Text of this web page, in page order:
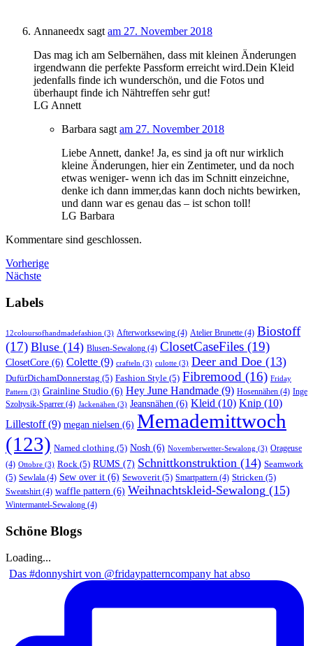
Annaneedx sagt am 27. November 2018
Das mag ich am Selbernähen, dass mit kleinen Änderungen
irgendwann die perfekte Passform erreicht wird.Dein Kleid
jedenfalls finde ich wunderschön, und die Fotos und
überhaupt finde ich Nähtreffen sehr gut!
LG Annett
Barbara sagt am 27. November 2018
Liebe Annett, danke! Ja, es sind ja oft nur wirklich
kleine Änderungen, hier ein Zentimeter, und da noch
etwas weniger- wenn ich das im Schnitt einzeichne,
denke ich dann immer,das kann doch nichts bewirken,
und dann war es genau das – ist schon toll!
LG Barbara
Kommentare sind geschlossen.
Vorherige
Nächste
Labels
12coloursofhandmadefashion (3) Afterworksewing (4) Atelier Brunette (4) Biostoff
(17) Bluse (14) Blusen-Sewalong (4) ClosetCaseFiles (19)
ClosetCore (6) Colette (9) crafteln (3) culotte (3) Deer and Doe (13)
DufürDichamDonnerstag (5) Fashion Style (5) Fibremood (16) Friday
Pattern (3) Grainline Studio (6) Hey June Handmade (9) Hosennähen (4) Inge
Szoltysik-Sparrer (4) Jackenähen (3) Jeansnähen (6) Kleid (10) Knip (10)
Lillestoff(9) megan nielsen (6) Memademittwoch
(123) Named clothing (5) Nosh (6) Novemberwetter-Sewalong (3) Orageuse
(4) Ottobre (3) Rock (5) RUMS (7) Schnittkonstruktion (14) Seamwork
(5) Sewlala (4) Sew over it (6) Sewoverit (5) Smartpattern (4) Stricken (5)
Sweatshirt(4) waffle pattern (6) Weihnachtskleid-Sewalong (15)
Wintermantel-Sewalong (4)
Schöne Blogs
Loading...
Das #donnyshirt von @fridaypatterncompany hat abso